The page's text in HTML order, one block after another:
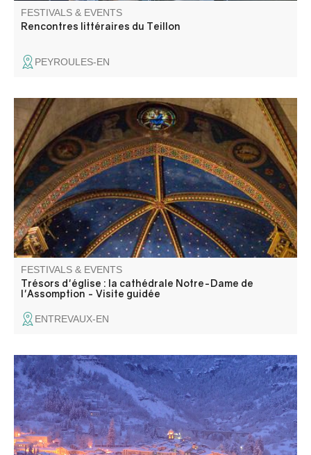
FESTIVALS & EVENTS
Rencontres littéraires du Teillon
PEYROULES-EN
Discover the ancient cathedral of Notre-Dame de
l'Assomption, a major building in Entrevaux, combining
Gothic architecture and Baroque decor.
FESTIVALS & EVENTS
Trésors d'église : la cathédrale Notre-Dame de
l'Assomption - Visite guidée
ENTREVAUX-EN
Wide selection of gifts and decorations, market with
handcrafted products: associations, artisans and
producers welcome you in a warm atmosphere. Telethon
stand, various activities.